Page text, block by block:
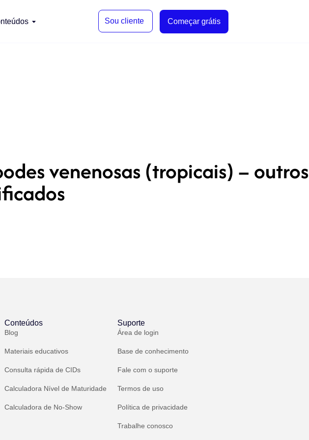
Sou cliente Começar grátis
venenosas (tropicais) – outros
Conteúdos
Blog
Materiais educativos
Consulta rápida de CIDs
Calculadora Nível de Maturidade
Calculadora de No-Show
Suporte
Área de login
Base de conhecimento
Fale com o suporte
Termos de uso
Política de privacidade
Trabalhe conosco